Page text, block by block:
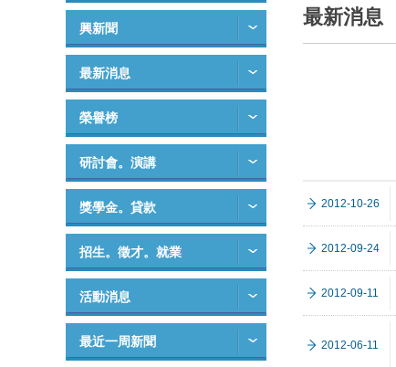
興新聞
最新消息
榮譽榜
研討會。演講
獎學金。貸款
招生。徵才。就業
活動消息
最近一周新聞
最新消息
2012-10-26
2012-09-24
2012-09-11
2012-06-11